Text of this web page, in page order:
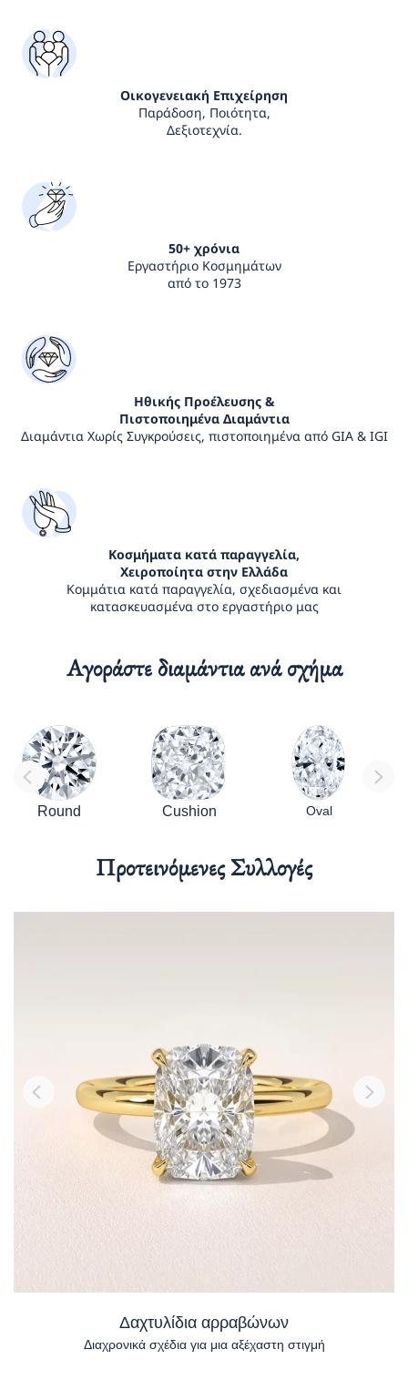
Οικογενειακή Επιχείρηση
Παράδοση, Ποιότητα,
Δεξιοτεχνία.
50+ χρόνια
Εργαστήριο Κοσμημάτων
από το 1973
Ηθικής Προέλευσης &
Πιστοποιημένα Διαμάντια
Διαμάντια Χωρίς Συγκρούσεις, πιστοποιημένα από GIA & IGI
Κοσμήματα κατά παραγγελία,
Χειροποίητα στην Ελλάδα
Κομμάτια κατά παραγγελία, σχεδιασμένα και
κατασκευασμένα στο εργαστήριο μας
Αγοράστε διαμάντια ανά σχήμα
Round Cushion Oval
Προτεινόμενες Συλλογές
Δαχτυλίδια αρραβώνων
Διαχρονικά σχέδια για μια αξέχαστη στιγμή